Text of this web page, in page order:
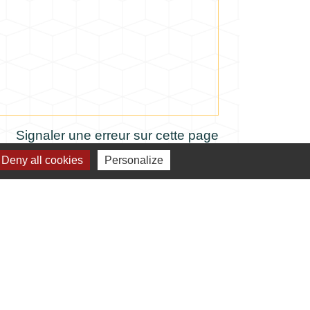
Signaler une erreur sur cette page
Deny all cookies Personalize